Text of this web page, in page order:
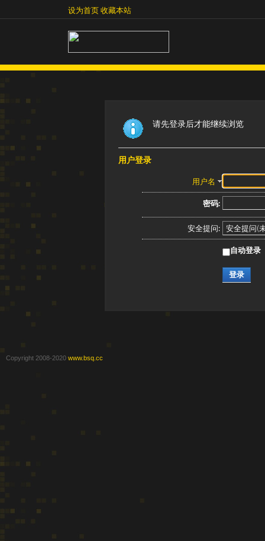
收藏本站设为首页收藏本站
请先登录后才能继续浏览
用户登录
用户名
密码:
安全提问:
自动登录
登录
Copyright 2008-2020 www.bsq.cc